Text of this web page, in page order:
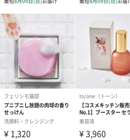
紙袋
お渡し用の紙袋です。
商品に合わせたサイズをお届けします。
あり（280円）